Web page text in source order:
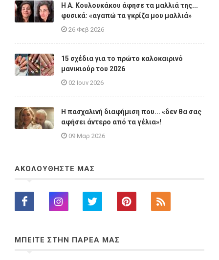
Η A. Κουλουκάκου άφησε τα μαλλιά της...
φυσικά: «αγαπώ τα γκρίζα μου μαλλιά»
26 Φεβ 2026
15 σχέδια για το πρώτο καλοκαιρινό
μανικιούρ του 2026
02 Ιουν 2026
Η πασχαλινή διαφήμιση που... «δεν θα σας
αφήσει άντερο από τα γέλια»!
09 Μαρ 2026
ΑΚΟΛΟΥΘΗΣΤΕ ΜΑΣ
ΜΠΕΙΤΕ ΣΤΗΝ ΠΑΡΕΑ ΜΑΣ